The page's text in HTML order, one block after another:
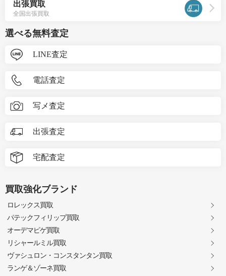
出張買取
全国出張買取
選べる無料査定
LINE査定
電話査定
写メ査定
出張査定
宅配査定
買取強化ブランド
ロレックス買取
パテックフィリップ買取
オーデマピゲ買取
リシャールミル買取
ヴァシュロン・コンスタンタン買取
ランゲ＆ゾーネ買取